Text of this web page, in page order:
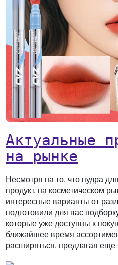
Актуальные
на рынке
Несмотря на то, что пудра
продукт, на косметическом
интересные варианты от
подготовили для вас
которые уже доступны к
ближайшее время
расширяться, предлагая